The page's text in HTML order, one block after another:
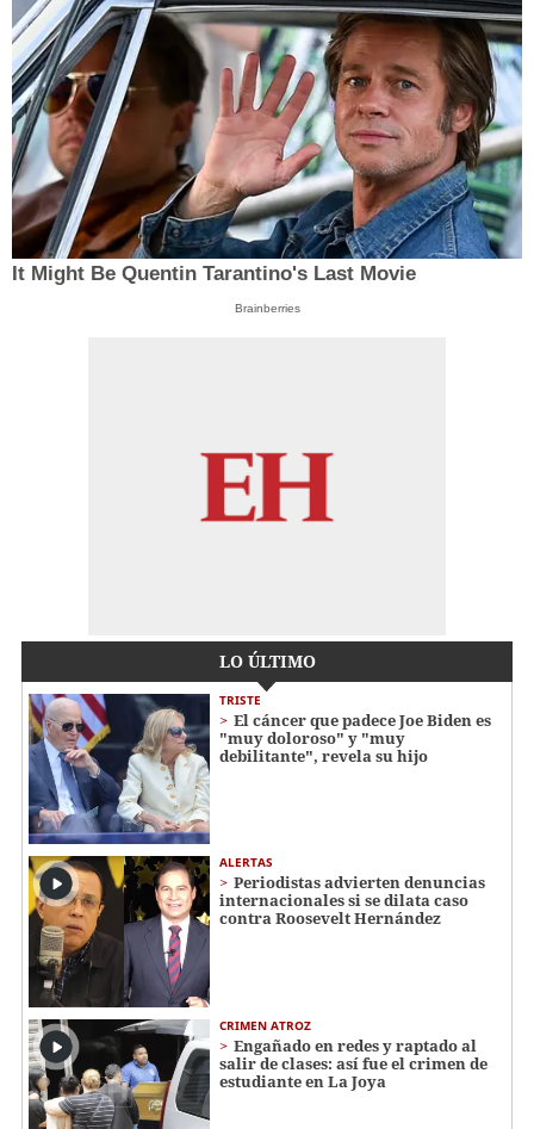
It Might Be Quentin Tarantino's Last Movie
Brainberries
LO ÚLTIMO
TRISTE
El cáncer que padece Joe Biden es
"muy doloroso" y "muy
debilitante", revela su hijo
ALERTAS
Periodistas advierten denuncias
internacionales si se dilata caso
contra Roosevelt Hernández
CRIMEN ATROZ
Engañado en redes y raptado al
salir de clases: así fue el crimen de
estudiante en La Joya